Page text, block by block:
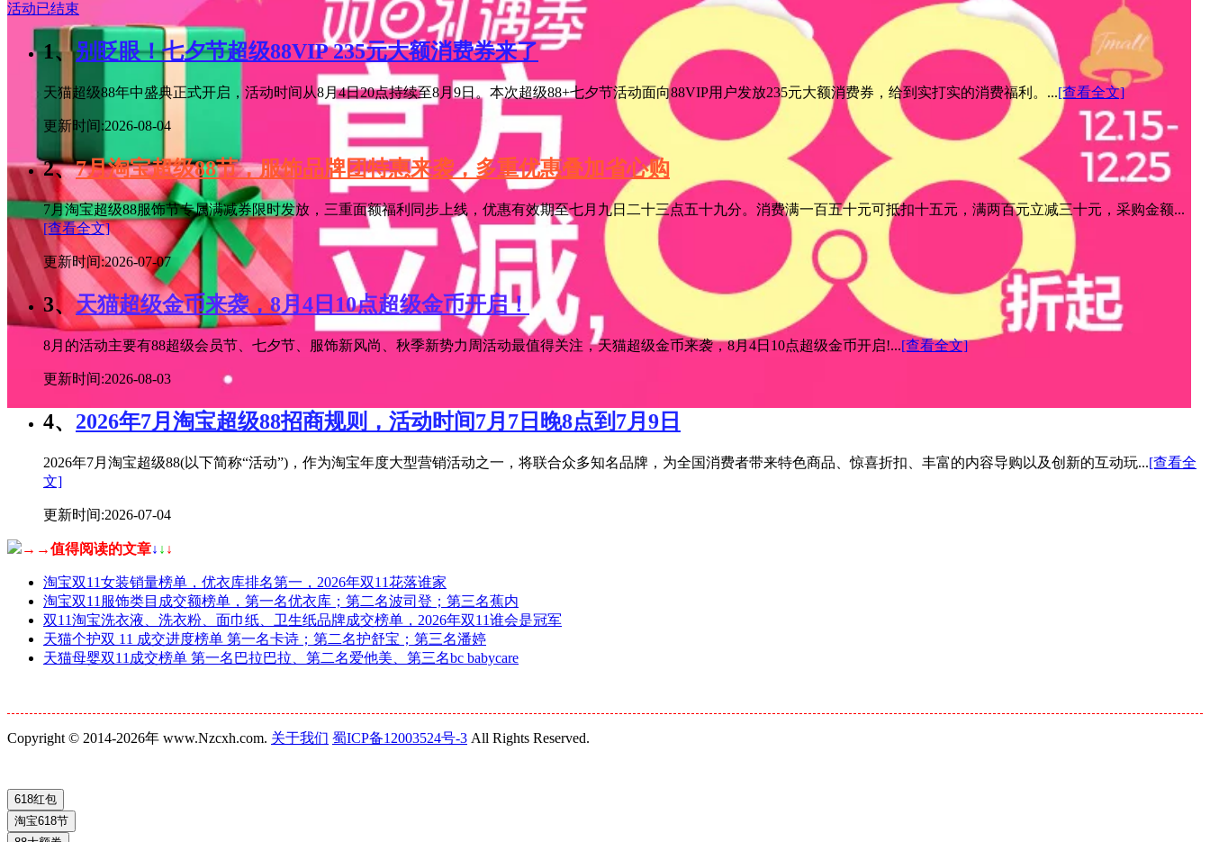
活动已结束
1、别眨眼！七夕节超级88VIP 235元大额消费券来了
天猫超级88年中盛典正式开启，活动时间从8月4日20点持续至8月9日。本次超级88+七夕节活动面向88VIP用户发放235元大额消费券，给到实打实的消费福利。...[查看全文]
更新时间:2026-08-04
2、7月淘宝超级88节，服饰品牌团特惠来袭，多重优惠叠加省心购
7月淘宝超级88服饰节专属满减券限时发放，三重面额福利同步上线，优惠有效期至七月九日二十三点五十九分。消费满一百五十元可抵扣十五元，满两百元立减三十元，采购金额...
[查看全文]
更新时间:2026-07-07
3、天猫超级金币来袭，8月4日10点超级金币开启！
8月的活动主要有88超级会员节、七夕节、服饰新风尚、秋季新势力周活动最值得关注，天猫超级金币来袭，8月4日10点超级金币开启!...[查看全文]
更新时间:2026-08-03
4、 2026年7月淘宝超级88招商规则，活动时间7月7日晚8点到7月9日
2026年7月淘宝超级88(以下简称“活动”)，作为淘宝年度大型营销活动之一，将联合众多知名品牌，为全国消费者带来特色商品、惊喜折扣、丰富的内容导购以及创新的互动玩...[查看全
文]
更新时间:2026-07-04
→→值得阅读的文章↓ ↓ ↓
淘宝双11女装销量榜单，优衣库排名第一，2026年双11花落谁家
淘宝双11服饰类目成交额榜单，第一名优衣库；第二名波司登；第三名蕉内
双11淘宝洗衣液、洗衣粉、面巾纸、卫生纸品牌成交榜单，2026年双11谁会是冠军
天猫个护双 11 成交进度榜单 第一名卡诗；第二名护舒宝；第三名潘婷
天猫母婴双11成交榜单 第一名巴拉巴拉、第二名爱他美、第三名bc babycare
Copyright © 2014-2026年 www.Nzcxh.com. 关于我们 蜀ICP备12003524号-3 All Rights Reserved.